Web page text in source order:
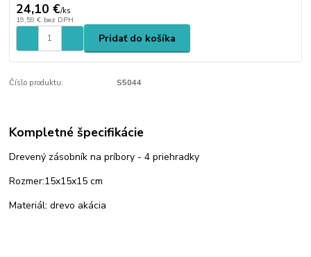
24,10 €/ks
19,59 € bez DPH
Pridať do košíka
Číslo produktu: S5044
Kompletné špecifikácie
Drevený zásobník na príbory - 4 priehradky
Rozmer:15x15x15 cm
Materiál: drevo akácia